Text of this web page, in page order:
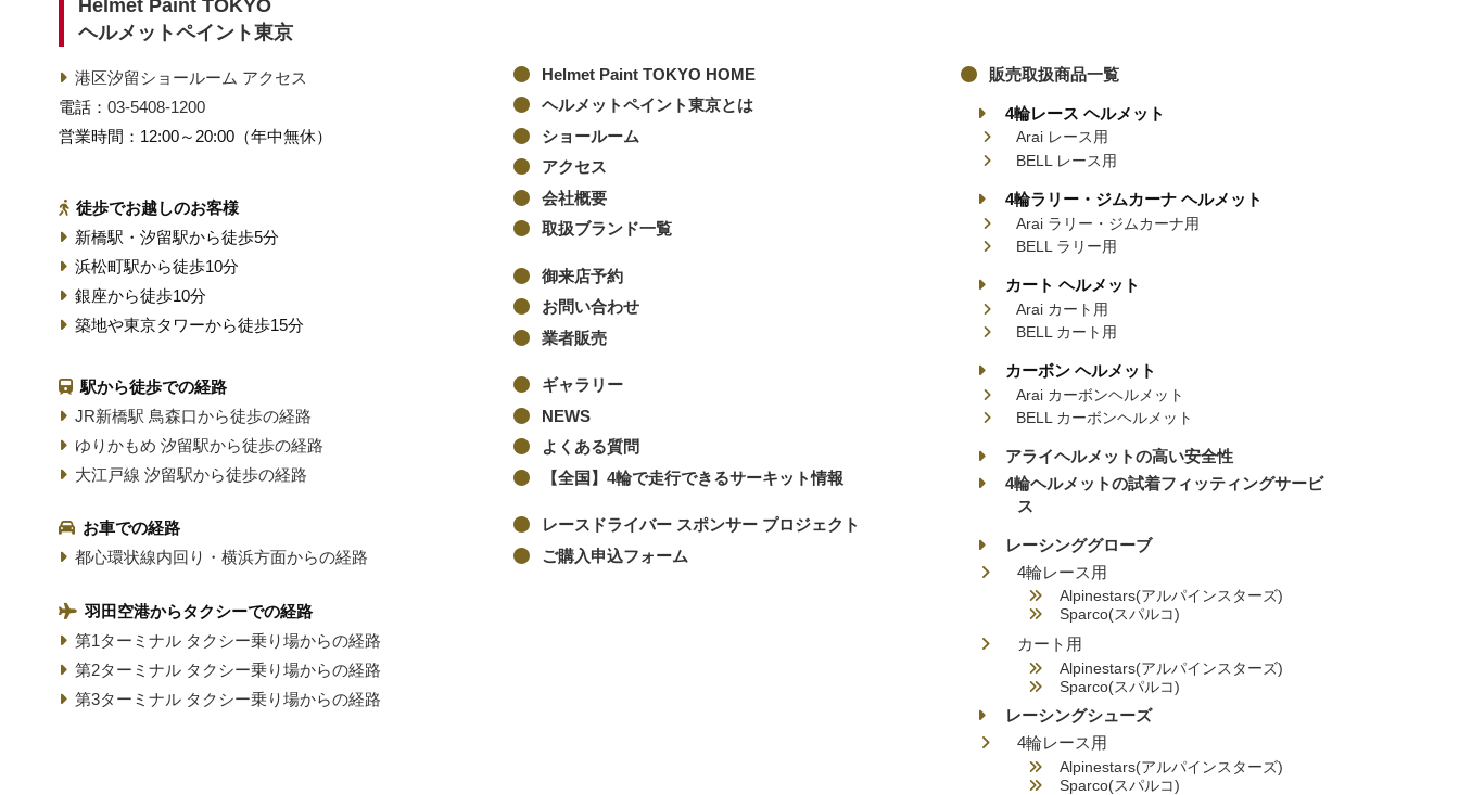
Helmet Paint TOKYO
ヘルメットペイント東京
港区汐留ショールーム アクセス
電話： 03-5408-1200
営業時間：12:00～20:00（年中無休）
徒歩でお越しのお客様
新橋駅・汐留駅から徒歩5分
浜松町駅から徒歩10分
銀座から徒歩10分
築地や東京タワーから徒歩15分
駅から徒歩での経路
JR新橋駅 鳥森口から徒歩の経路
ゆりかもめ 汐留駅から徒歩の経路
大江戸線 汐留駅から徒歩の経路
お車での経路
都心環状線内回り・横浜方面からの経路
羽田空港からタクシーでの経路
第1ターミナル タクシー乗り場からの経路
第2ターミナル タクシー乗り場からの経路
第3ターミナル タクシー乗り場からの経路
Helmet Paint TOKYO HOME
ヘルメットペイント東京とは
ショールーム
アクセス
会社概要
取扱ブランド一覧
御来店予約
お問い合わせ
業者販売
ギャラリー
NEWS
よくある質問
【全国】4輪で走行できるサーキット情報
レースドライバー スポンサー プロジェクト
ご購入申込フォーム
販売取扱商品一覧
4輪レース ヘルメット
Arai レース用
BELL レース用
4輪ラリー・ジムカーナ ヘルメット
Arai ラリー・ジムカーナ用
BELL ラリー用
カート ヘルメット
Arai カート用
BELL カート用
カーボン ヘルメット
Arai カーボンヘルメット
BELL カーボンヘルメット
アライヘルメットの高い安全性
4輪ヘルメットの試着フィッティングサービ
ス
レーシンググローブ
4輪レース用
Alpinestars(アルパインスターズ)
Sparco(スパルコ)
カート用
Alpinestars(アルパインスターズ)
Sparco(スパルコ)
レーシングシューズ
4輪レース用
Alpinestars(アルパインスターズ)
Sparco(スパルコ)